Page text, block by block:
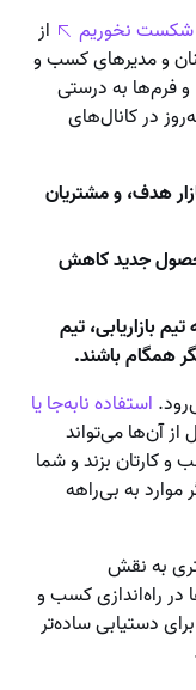
و شکست نخوریم
از
و مدیرهای کسب و
و فرم‌ها به درستی
در کانال‌های
هدف، و مشتریان
جدید کاهش
بازاریابی، تیم
همگام باشند.
استفاده نابه‌جا یا
آن‌ها می‌تواند
و کارتان بزند و شما
موارد به بی‌راهه
به نقش
در راه‌اندازی کسب و
دستیابی ساده‌تر